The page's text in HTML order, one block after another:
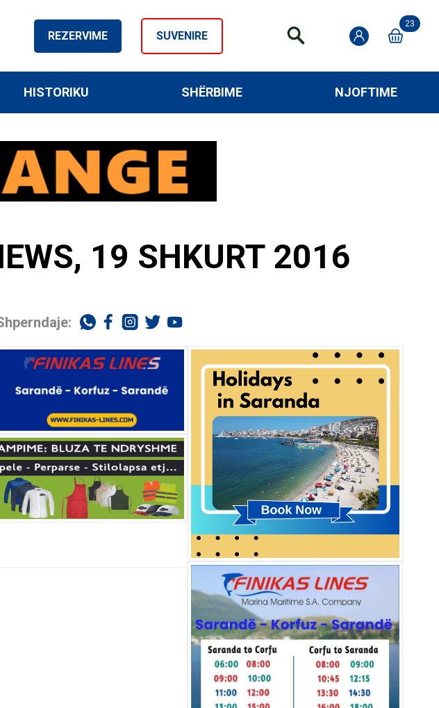
REZERVIME SUVENIRE
23
HISTORIKU SHËRBIME NJOFTIME
19 SHKURT 2016